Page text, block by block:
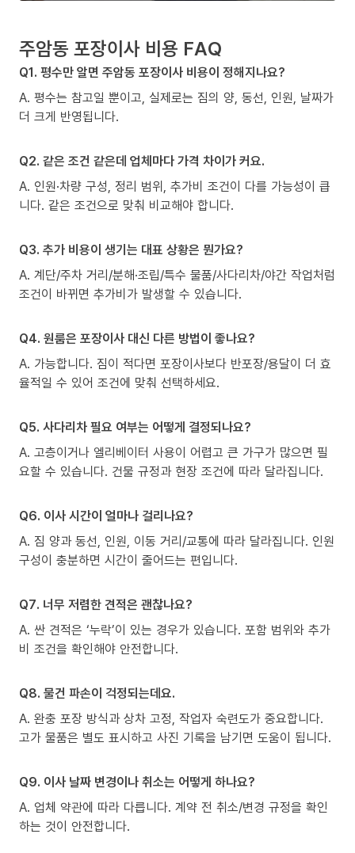
주암동 포장이사 비용 FAQ
Q1. 평수만 알면 주암동 포장이사 비용이 정해지나요?
A. 평수는 참고일 뿐이고, 실제로는 짐의 양, 동선, 인원, 날짜가
더 크게 반영됩니다.
Q2. 같은 조건 같은데 업체마다 가격 차이가 커요.
A. 인원·차량 구성, 정리 범위, 추가비 조건이 다를 가능성이 큽
니다. 같은 조건으로 맞춰 비교해야 합니다.
Q3. 추가 비용이 생기는 대표 상황은 뭔가요?
A. 계단/주차 거리/분해·조립/특수 물품/사다리차/야간 작업처럼
조건이 바뀌면 추가비가 발생할 수 있습니다.
Q4. 원룸은 포장이사 대신 다른 방법이 좋나요?
A. 가능합니다. 짐이 적다면 포장이사보다 반포장/용달이 더 효
율적일 수 있어 조건에 맞춰 선택하세요.
Q5. 사다리차 필요 여부는 어떻게 결정되나요?
A. 고층이거나 엘리베이터 사용이 어렵고 큰 가구가 많으면 필
요할 수 있습니다. 건물 규정과 현장 조건에 따라 달라집니다.
Q6. 이사 시간이 얼마나 걸리나요?
A. 짐 양과 동선, 인원, 이동 거리/교통에 따라 달라집니다. 인원
구성이 충분하면 시간이 줄어드는 편입니다.
Q7. 너무 저렴한 견적은 괜찮나요?
A. 싼 견적은 ‘누락’이 있는 경우가 있습니다. 포함 범위와 추가
비 조건을 확인해야 안전합니다.
Q8. 물건 파손이 걱정되는데요.
A. 완충 포장 방식과 상차 고정, 작업자 숙련도가 중요합니다.
고가 물품은 별도 표시하고 사진 기록을 남기면 도움이 됩니다.
Q9. 이사 날짜 변경이나 취소는 어떻게 하나요?
A. 업체 약관에 따라 다릅니다. 계약 전 취소/변경 규정을 확인
하는 것이 안전합니다.